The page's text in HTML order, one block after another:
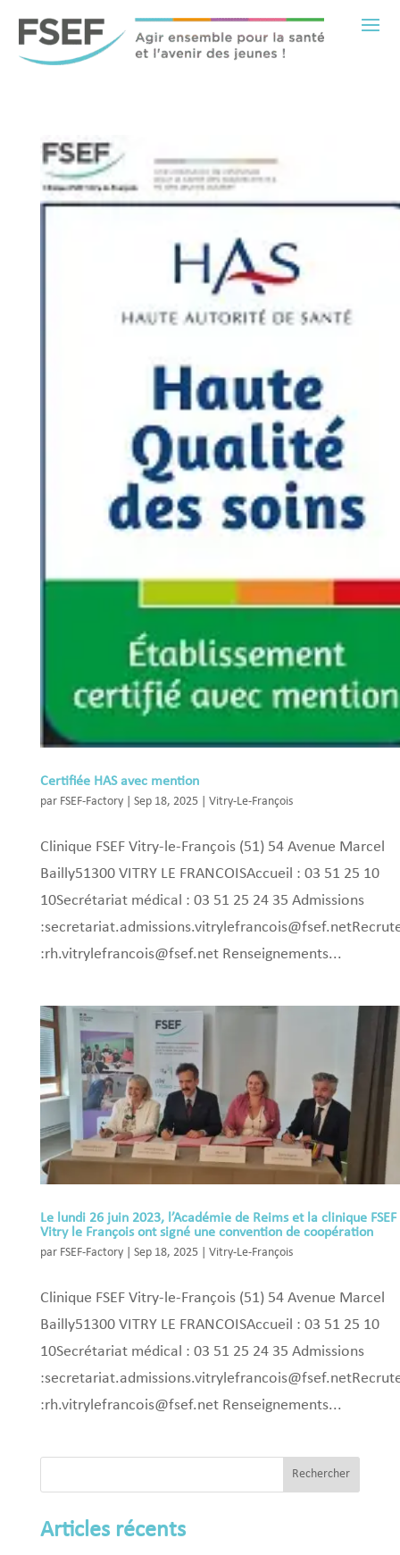
Certifiée HAS avec mention
par FSEF-Factory| Sep 18, 2025| Vitry-Le-François
Clinique FSEF Vitry-le-François (51) 54 Avenue Marcel
Bailly51300 VITRY LE FRANCOISAccueil : 03 51 25 10
10Secrétariat médical : 03 51 25 24 35 Admissions
:rh.vitrylefrancois@fsef.net Renseignements...
Le lundi 26 juin 2023, l’Académie de Reims et la clinique FSEF
Vitry le François ont signé une convention de coopération
par FSEF-Factory| Sep 18, 2025| Vitry-Le-François
Clinique FSEF Vitry-le-François (51) 54 Avenue Marcel
Bailly51300 VITRY LE FRANCOISAccueil : 03 51 25 10
10Secrétariat médical : 03 51 25 24 35 Admissions
:rh.vitrylefrancois@fsef.net Renseignements...
Rechercher
Articles récents